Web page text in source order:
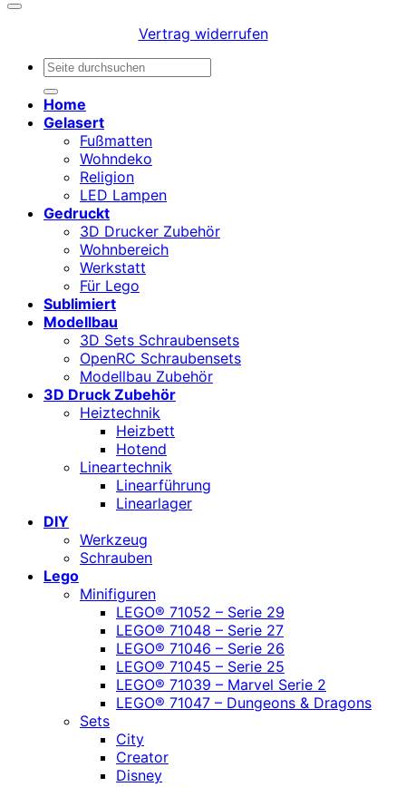
Vertrag widerrufen
Suchen
Home
Gelasert
Fußmatten
Wohndeko
Religion
LED Lampen
Gedruckt
3D Drucker Zubehör
Wohnbereich
Werkstatt
Für Lego
Sublimiert
Modellbau
3D Sets Schraubensets
OpenRC Schraubensets
Modellbau Zubehör
3D Druck Zubehör
Heiztechnik
Heizbett
Hotend
Lineartechnik
Linearführung
Linearlager
DIY
Werkzeug
Schrauben
Lego
Minifiguren
LEGO® 71052 – Serie 29
LEGO® 71048 – Serie 27
LEGO® 71046 – Serie 26
LEGO® 71045 – Serie 25
LEGO® 71039 – Marvel Serie 2
LEGO® 71047 – Dungeons & Dragons
Sets
City
Creator
Disney